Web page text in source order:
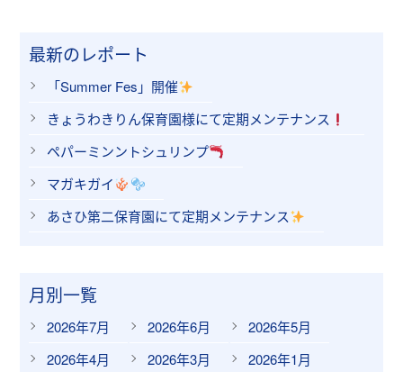
最新のレポート
「Summer Fes」開催
きょうわきりん保育園様にて定期メンテナンス
ペパーミンントシュリンプ
マガキガイ
あさひ第二保育園にて定期メンテナンス
月別一覧
2026年7月 2026年6月
2026年5月
2026年4月
2026年3月
2026年1月